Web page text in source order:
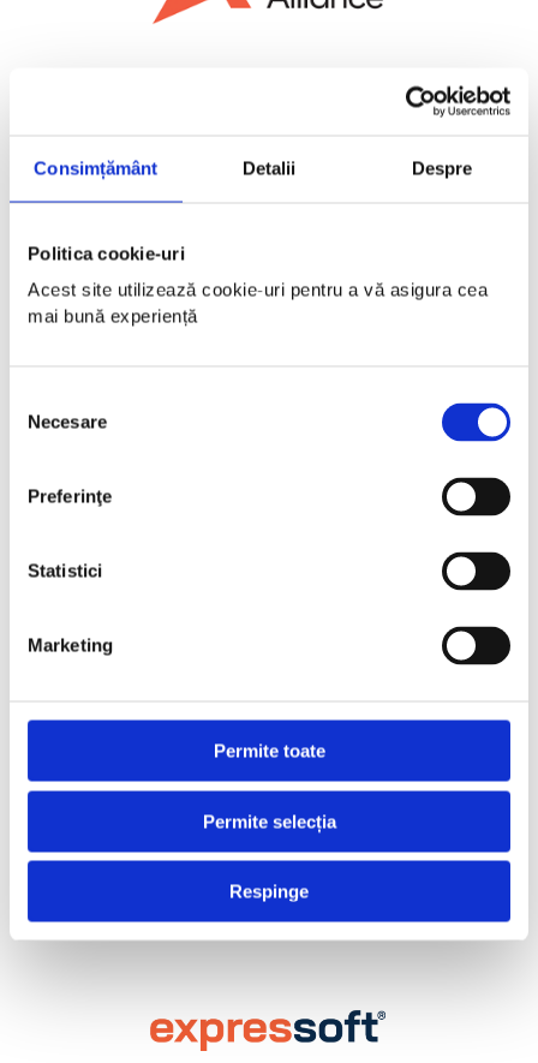
Consimțământ Detalii Despre
Politica cookie-uri
Acest site utilizează cookie-uri pentru a vă asigura cea
mai bună experiență
consimțământului
Necesare
Preferinţe
Statistici
Marketing
Permite toate
Permite selecția
Respinge